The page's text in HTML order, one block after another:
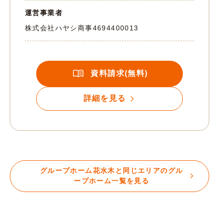
運営事業者
株式会社ハヤシ商事4694400013
資料請求(無料)
詳細を見る
グループホーム花水木と同じエリアのグル
ープホーム一覧を見る